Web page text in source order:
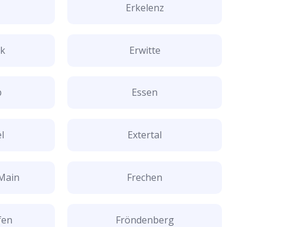
Erkelenz
Erwitte
Essen
Extertal
Frechen
Fröndenberg